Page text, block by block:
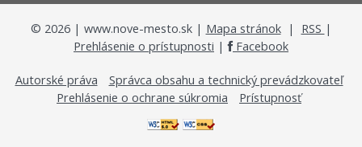
© 2026| www.nove-mesto.sk | Mapa stránok| RSS |
Prehlásenie o prístupnosti | Facebook
Autorské práva
Správca obsahu a technický prevádzkovateľ
Prehlásenie o ochrane súkromia
Prístupnosť